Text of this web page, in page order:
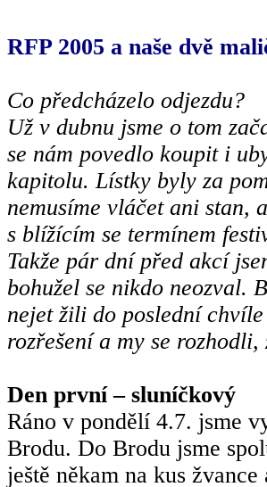
RFP 2005 a naše dvě
Co předcházelo odjezdu?
Už v dubnu jsme o tom
se nám povedlo koupit i
kapitolu. Lístky byly za
nemusíme vláčet ani stan,
s blížícím se termínem
Takže pár dní před akcí
bohužel se nikdo neozval.
nejet žili do poslední
rozřešení a my se
Den první – sluníčkový
Ráno v pondělí 4.7. jsme
Brodu. Do Brodu jsme
ještě někam na kus